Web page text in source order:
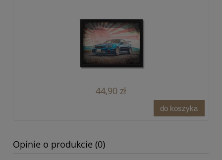
44,90 zł
do koszyka
Opinie o produkcie (0)